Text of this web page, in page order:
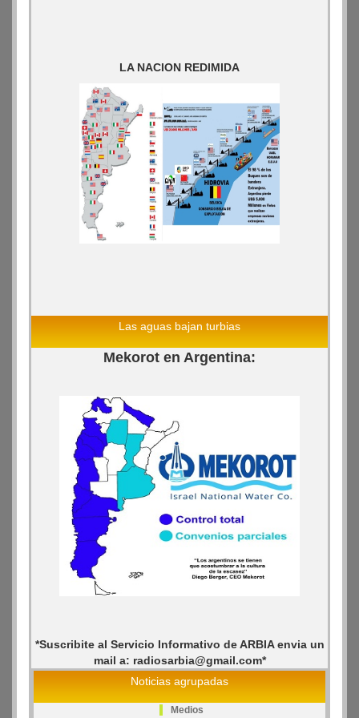
LA NACION REDIMIDA
Las aguas bajan turbias
Mekorot en Argentina:
*Suscribite al Servicio Informativo de ARBIA envia un
mail a: radiosarbia@gmail.com*
Noticias agrupadas
Medios